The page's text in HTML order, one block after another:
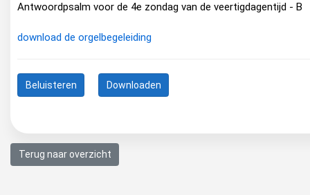
Antwoordpsalm voor de 4e zondag van de veertigdagentijd - B
download de orgelbegeleiding
Beluisteren Downloaden
Terug naar overzicht